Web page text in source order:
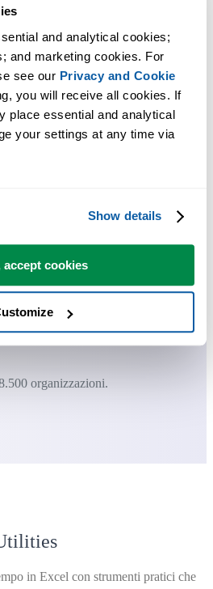
and analytical cookies;
and marketing cookies. For
see our Privacy and Cookie
you will receive all cookies. If
place essential and analytical
your settings at any time via
Show details
accept cookies
di Excel vorrebbero integrati in
Excel. Così semplice.
inizia usando poche funzioni. Molti
ogni giorno.
organizzazioni.
in Excel con strumenti pratici che